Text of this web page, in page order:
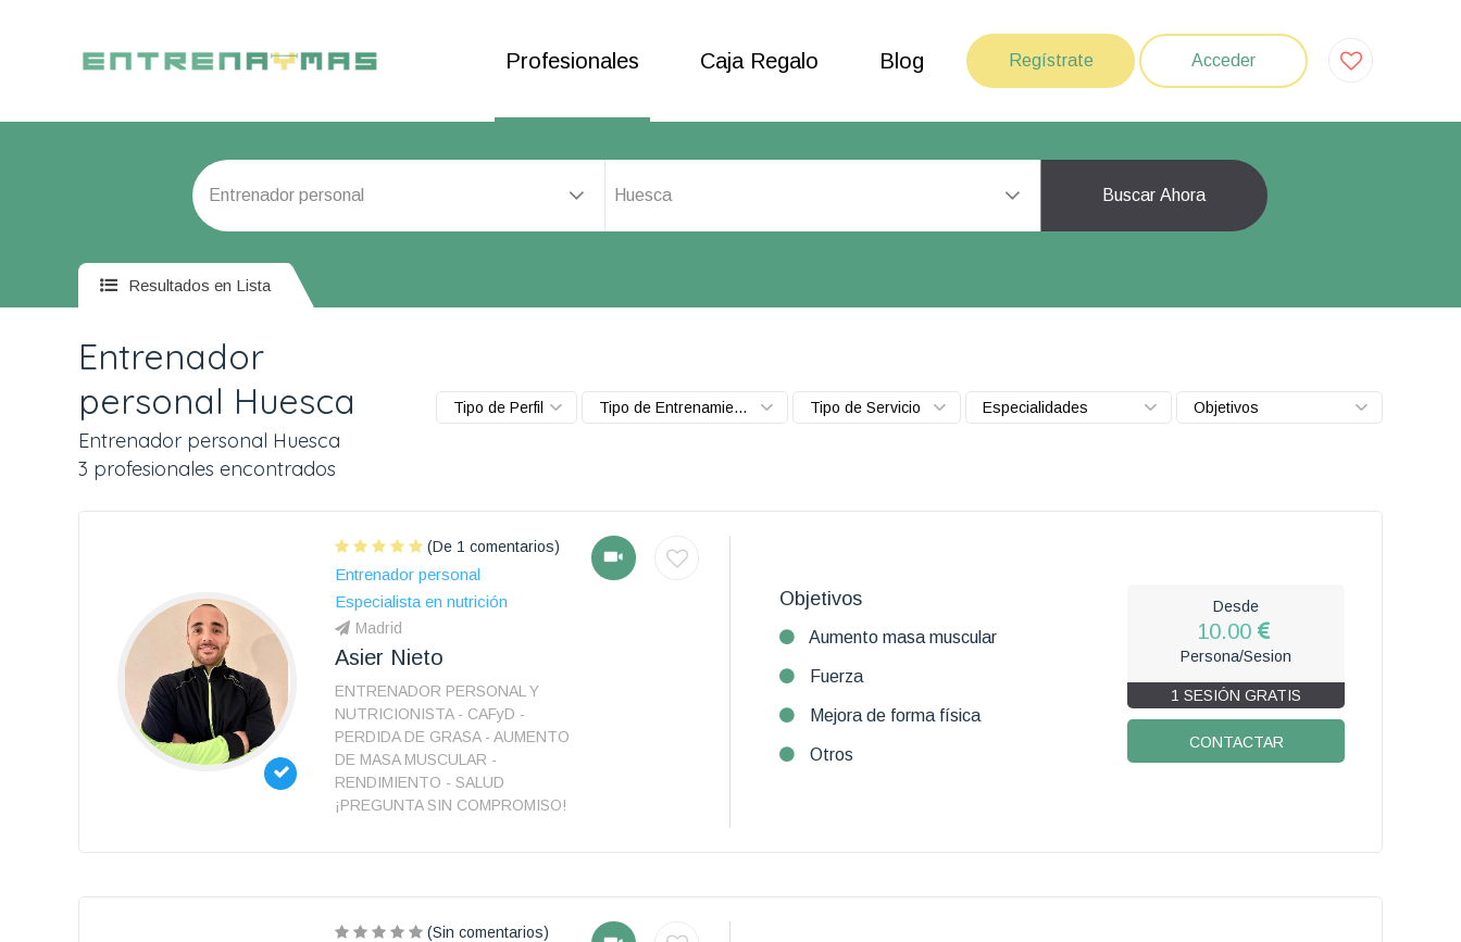
Profesionales Caja Regalo Blog Regístrate Acceder
Huesca Buscar Ahora
Resultados en Lista
Entrenador
personal Huesca
Entrenador personal Huesca
3 profesionales encontrados
Tipo de Perfil Tipo de Entrenamiento Tipo de Servicio Especialidades Objetivos
(De 1 comentarios)
Entrenador personal
Especialista en nutrición
Madrid
Asier Nieto
ENTRENADOR PERSONAL Y
NUTRICIONISTA - CAFyD -
PERDIDA DE GRASA - AUMENTO
DE MASA MUSCULAR -
RENDIMIENTO - SALUD
¡PREGUNTA SIN COMPROMISO!
Objetivos
Aumento masa muscular
Fuerza
Mejora de forma física
Otros
Desde
10.00
Persona/Sesion
1 SESIÓN GRATIS
CONTACTAR
(Sin comentarios)